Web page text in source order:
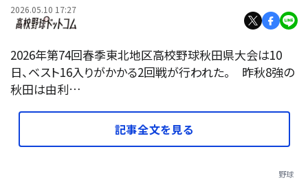
2026.05.10 17:27
2026年第74回春季東北地区高校野球秋田県大会は10
日、ベスト16入りがかかる2回戦が行われた。 昨秋8強の
秋田は由利…
記事全文を見る
野球